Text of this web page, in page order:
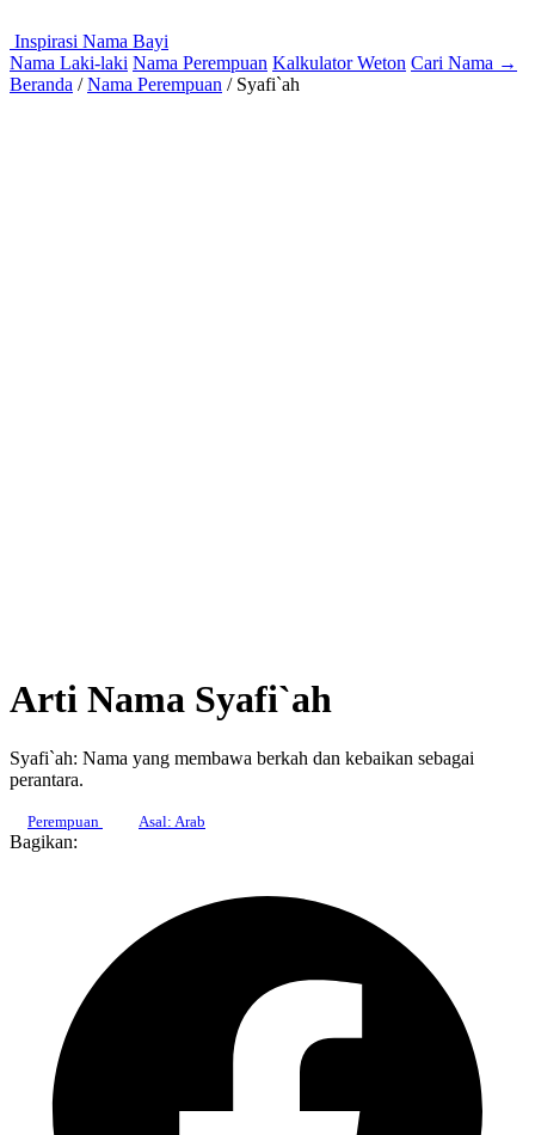
Inspirasi Nama Bayi
Nama Laki-laki Nama Perempuan Kalkulator Weton Cari Nama →
Beranda / Nama Perempuan / Syafi`ah
Arti Nama Syafi`ah
Syafi`ah: Nama yang membawa berkah dan kebaikan sebagai
perantara.
Perempuan Asal: Arab
Bagikan: